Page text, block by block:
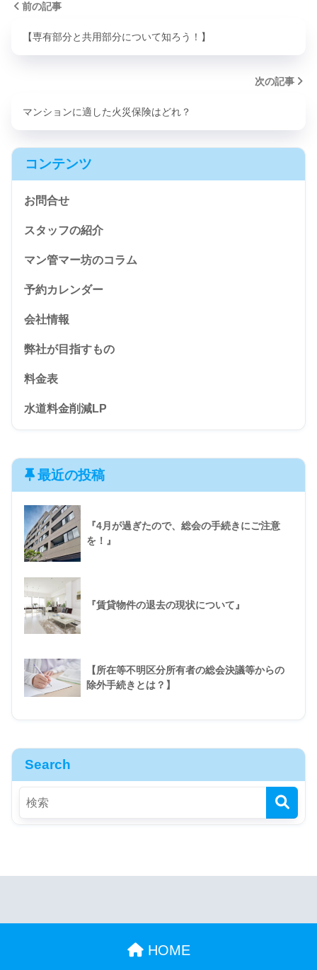
前の記事
【専有部分と共用部分について知ろう！】
次の記事
マンションに適した火災保険はどれ？
コンテンツ
お問合せ
スタッフの紹介
マン管マー坊のコラム
予約カレンダー
会社情報
弊社が目指すもの
料金表
水道料金削減LP
最近の投稿
『4月が過ぎたので、総会の手続きにご注意
を！』
『賃貸物件の退去の現状について』
【所在等不明区分所有者の総会決議等からの
除外手続きとは？】
Search
HOME